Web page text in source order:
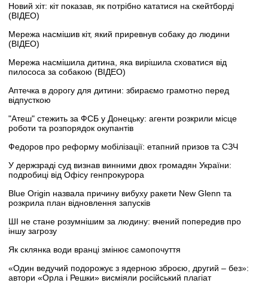
Новий хіт: кіт показав, як потрібно кататися на скейтборді
(ВІДЕО)
Мережа насмішив кіт, який приревнув собаку до людини
(ВІДЕО)
Мережа насмішила дитина, яка вирішила сховатися від
пилососа за собакою (ВІДЕО)
Аптечка в дорогу для дитини: збираємо грамотно перед
відпусткою
"Атеш" стежить за ФСБ у Донецьку: агенти розкрили місце
роботи та розпорядок окупантів
Федоров про реформу мобілізації: етапний призов та СЗЧ
У держзраді суд визнав винними двох громадян України:
подробиці від Офісу генпрокурора
Blue Origin назвала причину вибуху ракети New Glenn та
розкрила план відновлення запусків
ШІ не стане розумнішим за людину: вчений попередив про
іншу загрозу
Як склянка води вранці змінює самопочуття
«Один ведучий подорожує з ядерною зброєю, другий – без»:
автори «Орла і Решки» висміяли російський плагіат